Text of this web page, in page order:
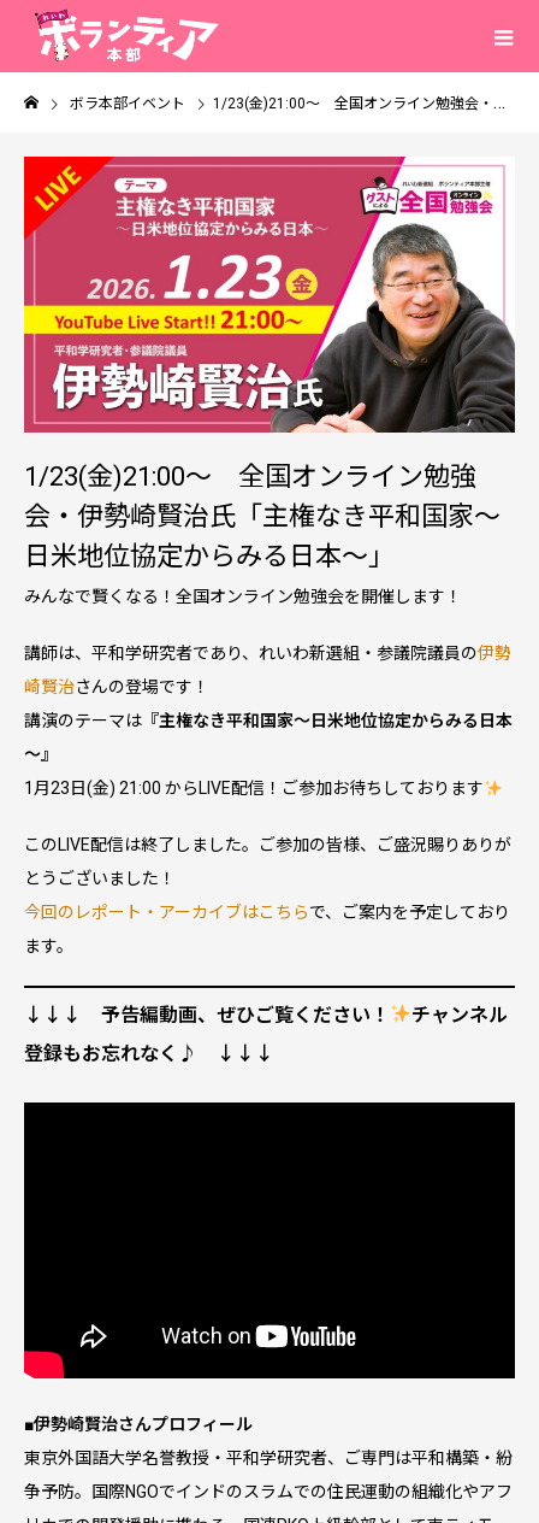
ボラ本部イベント 1/23(金)21:00～ 全国オンライン勉強会・伊勢崎賢治氏「主権なき平和国家～日米地位協定からみる日本～」
1/23(金)21:00～ 全国オンライン勉強
会・伊勢崎賢治氏「主権なき平和国家～
日米地位協定からみる日本～」
みんなで賢くなる！全国オンライン勉強会を開催します！
講師は、平和学研究者であり、れいわ新選組・参議院議員の伊勢
崎賢治さんの登場です！
講演のテーマは 『主権なき平和国家～日米地位協定からみる日本
～』
1月23日(金) 21:00 からLIVE配信！ご参加お待ちしております
このLIVE配信は終了しました。ご参加の皆様、ご盛況賜りありが
とうございました！
今回のレポート・アーカイブはこちらで、ご案内を予定しており
ます。
↓↓↓ 予告編動画、ぜひご覧ください！
チャンネル
登録もお忘れなく♪ ↓↓↓
■伊勢崎賢治さんプロフィール
東京外国語大学名誉教授・平和学研究者、ご専門は平和構築・紛
争予防。国際NGOでインドのスラムでの住民運動の組織化やアフ